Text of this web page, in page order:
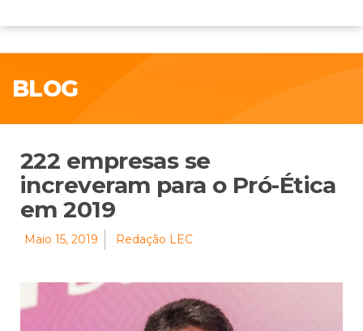
BLOG
222 empresas se
increveram para o Pró-Ética
em 2019
Maio 15, 2019 Redação LEC